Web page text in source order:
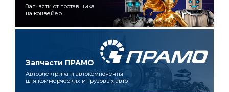
Запчасти от поставщика
на конвейер
Запчасти ПРАМО
Автоэлектрика и автокомпоненты
для коммерческих и грузовых авто